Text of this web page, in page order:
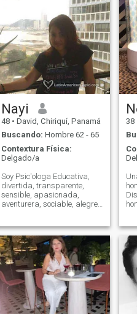
Nayi
48 • David, Chiriquí, Panamá
Buscando: Hombre 62 - 65
Contextura Física:
Delgado/a
Soy Psic'ologa Educativa,
divertida, transparente,
sensible, apasionada,
aventurera, sociable, alegre,
todas sus facetas. Me gusta
la vida al aire libre, andar en
bicicleta, jardiner'ia,pintura,
bailar, leer, senderismo,
yoga,cenar bajo las estrellas
o frente a una fogata,
mariscos, m'as que nada;
desayunar frente a una gran
vista hacia la montana o
38
en